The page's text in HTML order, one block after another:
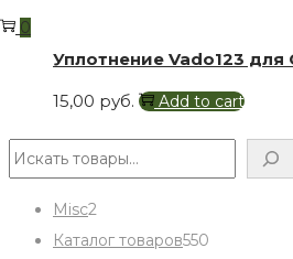
0
Уплотнение Vado123 для
15,00 руб. Add to cart
Поиск
Misc2
products
Каталог товаров550